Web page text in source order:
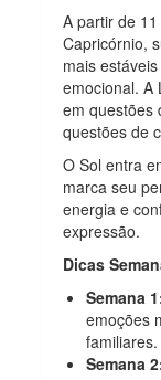
A partir de
Capricórnio,
mais
emocional. A
em questões
questões de
O Sol entra
marca seu
energia e
expressão.
Dicas
Semana
emoções
familiares.
Semana